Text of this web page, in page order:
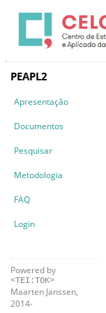
PEAPL2
Apresentação
Documentos
Pesquisar
Metodologia
FAQ
Login
Powered by
<TEI:TOK>
Maarten Janssen,
2014-